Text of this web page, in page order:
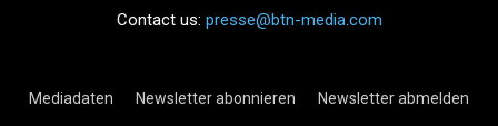
Contact us: presse@btn-media.com
Mediadaten Newsletter abonnieren Newsletter abmelden